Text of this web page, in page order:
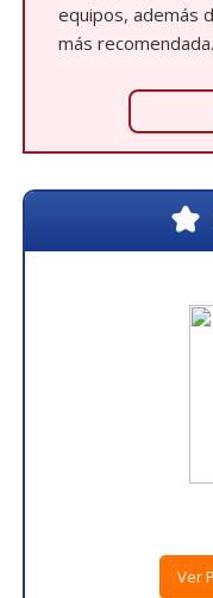
equipos, además
más recomendada.
Ver